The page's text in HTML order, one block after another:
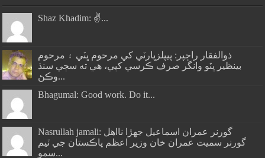
Shaz Khadim: ✌️...
ذوالفقار راڄپر: پيپلزپارٽي کي مرحوم ڀٽي ۽ مرحوم
بينظير ڀٽو وانگر صرف ڪرسي کپي، هي ته سڄي سنڌ
وڪڻ...
Bhagumal: Good work. Do it...
Nasrullah jamali: گورنر عمران اسماعيل جھڙا نااهل
گورنر سميت عمران خان وزير اعظم پاڪستان جي ٽيم
سمو...